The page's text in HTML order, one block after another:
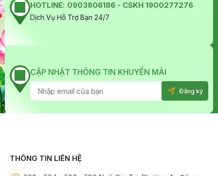
HOTLINE: 0903806186 - CSKH 1900277276
Dịch Vụ Hỗ Trợ Bạn 24/7
CẬP NHẬT THÔNG TIN KHUYẾN MÃI
THÔNG TIN LIÊN HỆ